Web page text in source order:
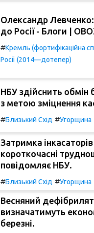
Олександр
до Росії - Блоги |
#Кремль (фортифікаційна
Росії (2014—дотепер)
НБУ здійснить обмін
з метою зміцнення
#Близький Схід #Угорщина
Затримка
короткочасні
повідомляє НБУ.
#Близький Схід #Угорщина
Весняний
визначатимуть
березні.